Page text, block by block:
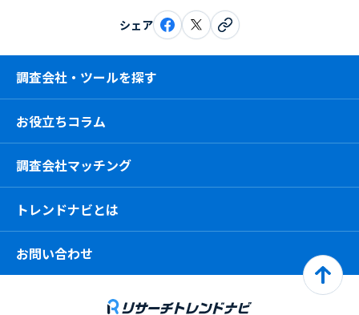
シェア
調査会社・ツールを探す
お役立ちコラム
調査会社マッチング
トレンドナビとは
お問い合わせ